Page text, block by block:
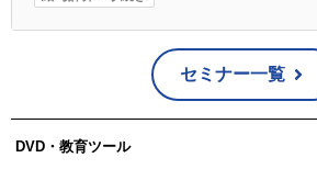
セミナー一覧
DVD・教育ツール